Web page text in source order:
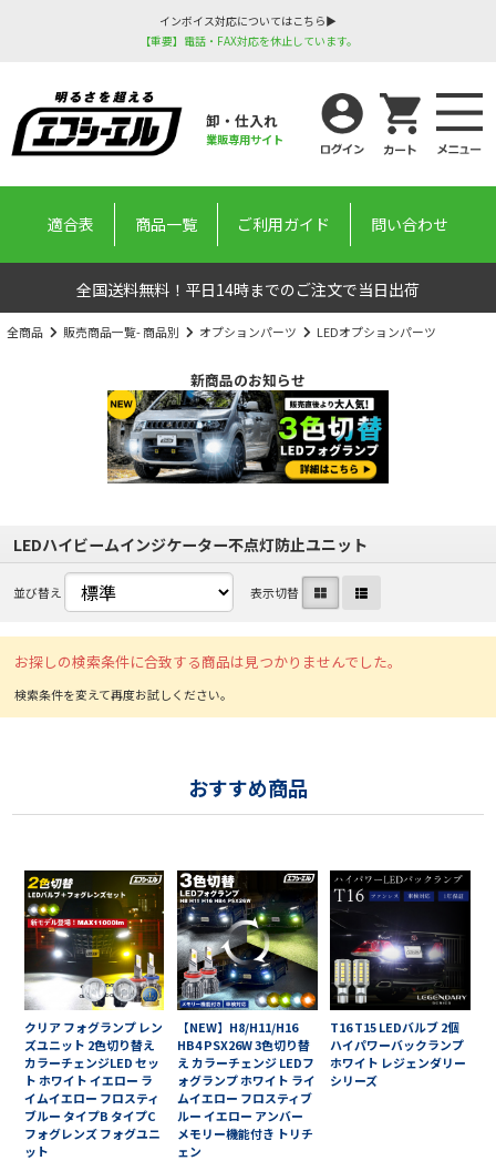
インボイス対応についてはこちら▶
【重要】電話・FAX対応を休止しています。
卸・仕入れ
業販専用サイト
適合表 商品一覧 ご利用ガイド 問い合わせ
全国送料無料！平日14時までのご注文で当日出荷
全商品 販売商品一覧- 商品別 オプションパーツ LEDオプションパーツ
新商品のお知らせ
LEDハイビームインジケーター不点灯防止ユニット
並び替え 表示切替
お探しの検索条件に合致する商品は見つかりませんでした。
おすすめ商品
クリア フォグランプ レン
ズユニット 2色切り替え
カラーチェンジLED セッ
ト ホワイト イエロー ラ
イムイエロー フロスティ
ブルー タイプB タイプC
フォグレンズ フォグユニ
ット
【NEW】H8/H11/H16
HB4 PSX26W 3色切り替
え カラーチェンジ LEDフ
ォグランプ ホワイト ライ
ムイエロー フロスティブ
ルー イエロー アンバー
メモリー機能付き トリチ
ェン
T16 T15 LEDバルブ 2個
ハイパワーバックランプ
ホワイト レジェンダリー
シリーズ